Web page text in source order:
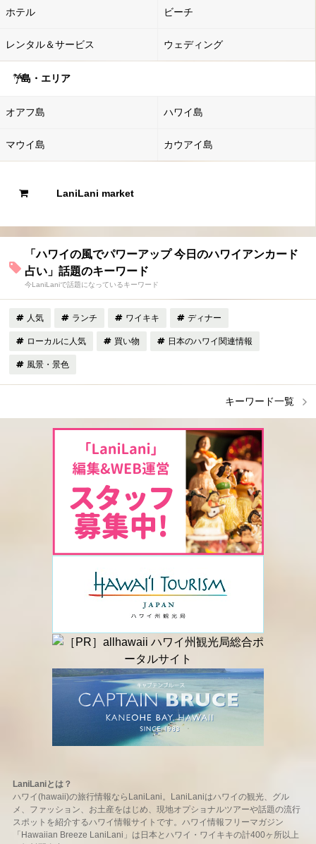
ホテル ビーチ
レンタル＆サービス ウェディング
島・エリア
オアフ島 ハワイ島
マウイ島 カウアイ島
LaniLani market
「ハワイの風でパワーアップ 今日のハワイアンカード
占い」話題のキーワード
今LaniLaniで話題になっているキーワード
人気 ランチ ワイキキ ディナー
ローカルに人気 買い物 日本のハワイ関連情報
風景・景色
キーワード一覧
LaniLaniとは？
ハワイ(hawaii)の旅行情報ならLaniLani。LaniLaniはハワイの観光、グル
メ、ファッション、お土産をはじめ、現地オプショナルツアーや話題の流行
スポットを紹介するハワイ情報サイトです。ハワイ情報フリーマガジン
「Hawaiian Breeze LaniLani」は日本とハワイ・ワイキキの計400ヶ所以上